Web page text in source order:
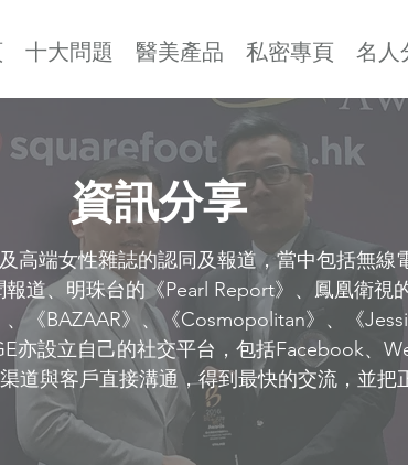
十大問題 醫美產品 私密專頁 名人
資訊分享
高端女性雜誌的認同及報道，當中包括無線
道、明珠台的《Pearl Report》、鳳凰衛視
《BAZAAR》、《Cosmopolitan》、《
亦設立自己的社交平台，包括Facebook、
道與客戶直接溝通，得到最快的交流，並把